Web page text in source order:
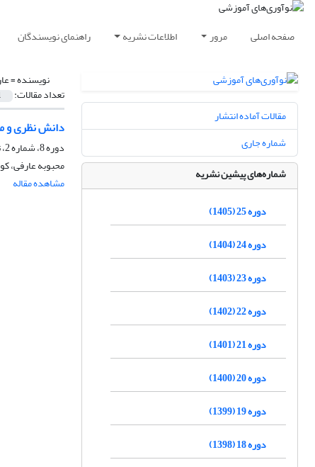
صفحه اصلی مرور اطلاعات نشریه راهنمای نویسندگان
نویسنده =
تعداد مقالات:
دانش نظری و
دوره 8، شماره 2، تابستان 1388، صفحه
محبوبه عارفی،
مشاهده مقاله
مقالات آماده انتشار
شماره جاری
شماره‌های پیشین نشریه
دوره 25 (1405)
دوره 24 (1404)
دوره 23 (1403)
دوره 22 (1402)
دوره 21 (1401)
دوره 20 (1400)
دوره 19 (1399)
دوره 18 (1398)